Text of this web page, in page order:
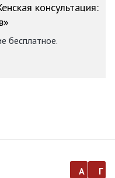
консультация:
бесплатное.
а г